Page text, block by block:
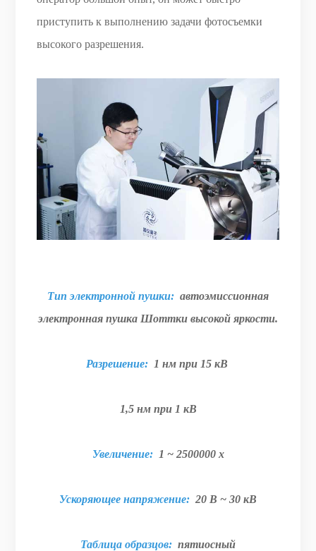
приступить к выполнению задачи фотосъемки
высокого разрешения.
Тип электронной пушки: автоэмиссионная
электронная пушка Шоттки высокой яркости.
Разрешение:1 нм при 15 кВ
1,5 нм при 1 кВ
Увеличение: 1 ~ 2500000 x
Ускоряющее напряжение: 20 В ~ 30 кВ
Таблица образцов: пятиосный